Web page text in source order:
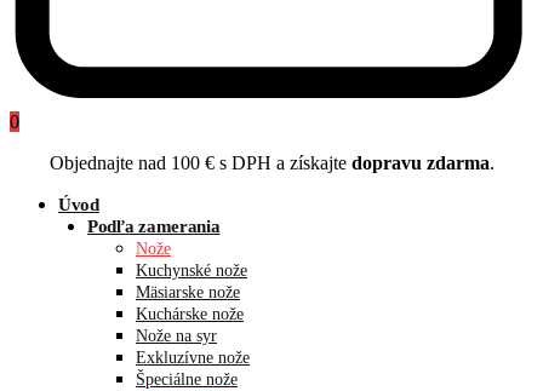
0
Objednajte nad 100 € s DPH a získajte dopravu zdarma.
Úvod
Podľa zamerania
Nože
Kuchynské nože
Mäsiarske nože
Kuchárske nože
Nože na syr
Exkluzívne nože
Špeciálne nože